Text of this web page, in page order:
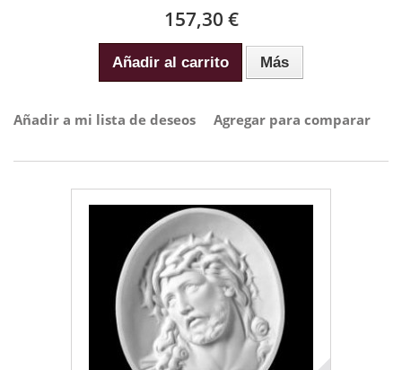
157,30 €
Añadir al carrito Más
Añadir a mi lista de deseos Agregar para comparar